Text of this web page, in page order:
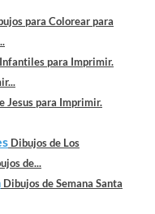
para Colorear para
para Imprimir.
Jesus para Imprimir.
Dibujos de Los
de...
Dibujos de Semana Santa